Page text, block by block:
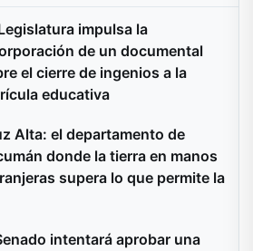
impulsa la
de un documental
el cierre de ingenios a la
educativa
Alta: el departamento de
donde la tierra en manos
supera lo que permite la
intentará aprobar una